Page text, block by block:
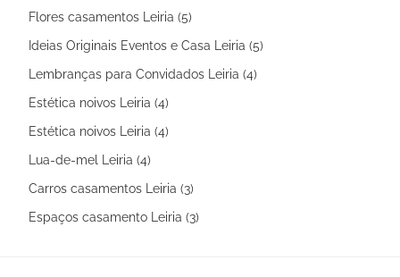
Flores casamentos Leiria (5)
Ideias Originais Eventos e Casa Leiria (5)
Lembranças para Convidados Leiria (4)
Estética noivos Leiria (4)
Estética noivos Leiria (4)
Lua-de-mel Leiria (4)
Carros casamentos Leiria (3)
Espaços casamento Leiria (3)